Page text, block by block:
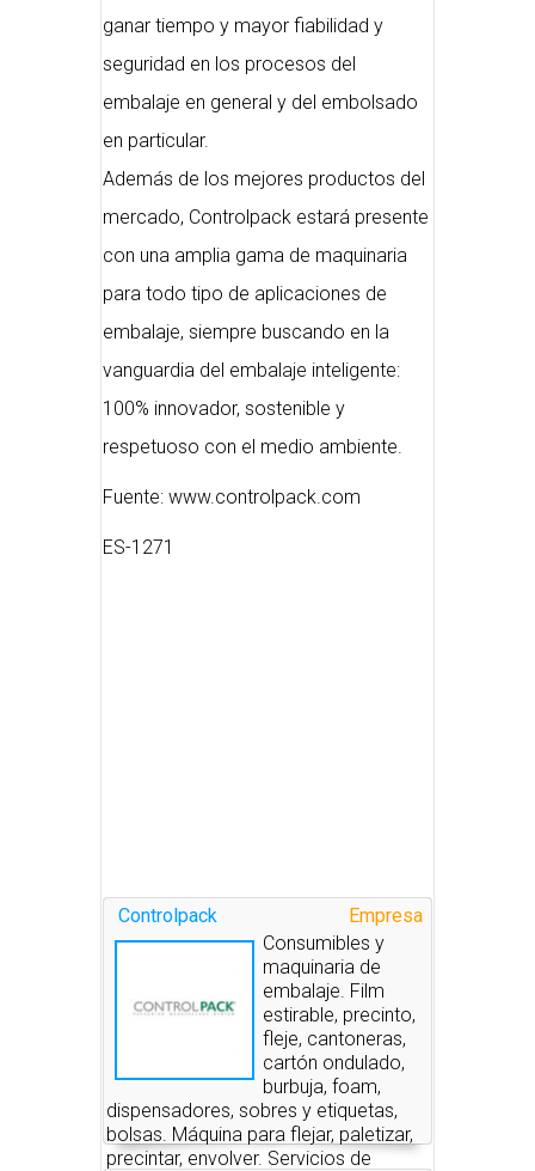
ganar tiempo y mayor fiabilidad y
seguridad en los procesos del
embalaje en general y del embolsado
en particular.
Además de los mejores productos del
mercado, Controlpack estará presente
con una amplia gama de maquinaria
para todo tipo de aplicaciones de
embalaje, siempre buscando en la
vanguardia del embalaje inteligente:
100% innovador, sostenible y
respetuoso con el medio ambiente.
Fuente: www.controlpack.com
ES-1271
Empresa
Controlpack
Consumibles y
maquinaria de
embalaje. Film
estirable, precinto,
fleje, cantoneras,
cartón ondulado,
burbuja, foam,
dispensadores, sobres y etiquetas,
bolsas. Máquina para flejar, paletizar,
precintar, envolver. Servicios de